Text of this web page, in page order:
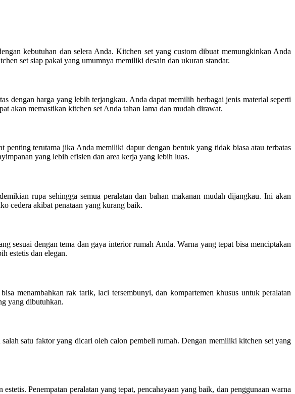
kebutuhan dan selera Anda. Kitchen set yang custom dibuat memungkinkan Anda
set siap pakai yang umumnya memiliki desain dan ukuran standar.
dengan harga yang lebih terjangkau. Anda dapat memilih berbagai jenis material seperti
akan memastikan kitchen set Anda tahan lama dan mudah dirawat.
terutama jika Anda memiliki dapur dengan bentuk yang tidak biasa atau terbatas
yang lebih efisien dan area kerja yang lebih luas.
rupa sehingga semua peralatan dan bahan makanan mudah dijangkau. Ini akan
cedera akibat penataan yang kurang baik.
sesuai dengan tema dan gaya interior rumah Anda. Warna yang tepat bisa menciptakan
estetis dan elegan.
menambahkan rak tarik, laci tersembunyi, dan kompartemen khusus untuk peralatan
yang dibutuhkan.
satu faktor yang dicari oleh calon pembeli rumah. Dengan memiliki kitchen set yang
Penempatan peralatan yang tepat, pencahayaan yang baik, dan penggunaan warna